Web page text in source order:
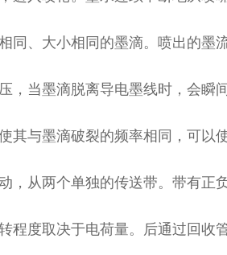
同、大小相同的墨滴。喷出的墨
，当墨滴脱离导电墨线时，会瞬
其与墨滴破裂的频率相同，可以
，从两个单独的传送带。带有正
程度取决于电荷量。后通过回收